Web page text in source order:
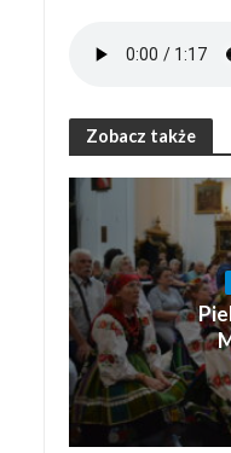
Zobacz także